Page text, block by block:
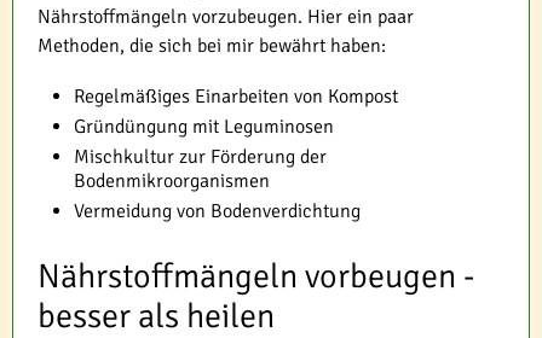
Nährstoffmängeln vorzubeugen. Hier ein paar
Methoden, die sich bei mir bewährt haben:
Regelmäßiges Einarbeiten von Kompost
Gründüngung mit Leguminosen
Mischkultur zur Förderung der
Bodenmikroorganismen
Vermeidung von Bodenverdichtung
Nährstoffmängeln vorbeugen -
besser als heilen